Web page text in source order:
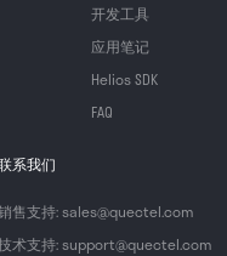
开发工具
应用笔记
Helios SDK
FAQ
系我们
售支持: sales@quectel.com
术支持: support@quectel.com